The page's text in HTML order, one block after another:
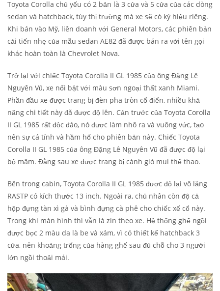
Toyota Corolla chủ yếu có 2 bản là 3 cửa và 5 cửa của các dòng
sedan và hatchback, tùy thị trường mà xe sẽ có ký hiệu riêng.
Khi bán vào Mỹ, liên doanh với General Motors, các phiên bản
cải tiến nhẹ của mẫu sedan AE82 đã được bán ra với tên gọi
khác hoàn toàn là Chevrolet Nova.
Trở lại với chiếc Toyota Corolla II GL 1985 của ông Đặng Lê
Nguyên Vũ, xe nổi bật với màu sơn ngoại thất xanh Miami.
Phần đầu xe được trang bị đèn pha tròn cổ điển, nhiều khả
năng chi tiết này đã được độ lên. Cản trước của Toyota Corolla
II GL 1985 rất độc đáo, nó được làm nhô ra và vuông vức, tạo
nên sự cá tính và hầm hố cho phiên bản này. Chiếc Toyota
Corolla II GL 1985 của ông Đặng Lê Nguyên Vũ đã được độ lại
bộ mâm. Đằng sau xe được trang bị cánh gió mui thể thao.
Bên trong cabin, Toyota Corolla II GL 1985 được độ lại vô lăng
RASTP có kích thước 13 inch. Ngoài ra, chủ nhân còn độ cả
hộp đựng tàn xì gà và bình đựng cà phê cho chiếc xế cổ này.
Trong khi màn hình thì vẫn là zin theo xe. Hệ thống ghế ngồi
được bọc 2 màu da là be và xám, vì có thiết kế hatchback 3
cửa, nên khoảng trống của hàng ghế sau đủ chỗ cho 3 người
lớn ngồi thoải mái.